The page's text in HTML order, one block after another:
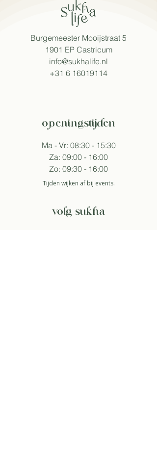
Burgemeester Mooijstraat 5
1901 EP Castricum​
info@sukhalife.nl
+31 6 16019114
openingstijden
Ma - Vr: 08:30 - 15:30
Za: 09:00 - 16:00
Zo: 09:30 - 16:00
Tijden wijken af bij events.
volg sukha